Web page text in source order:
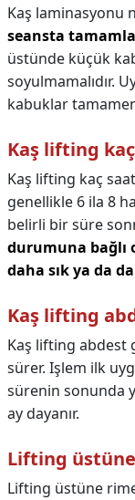
Kaş laminasyonu
seansta
üstünde küçük
soyulmamalıdır.
kabuklar
Kaş lifting
Kaş lifting kaç
genellikle 6 ila 8
belirli bir süre
durumuna bağlı
daha sık ya da
Kaş lifting
Kaş lifting abdest
sürer. Işlem ilk
sürenin sonunda
ay dayanır.
Lifting
Lifting üstüne